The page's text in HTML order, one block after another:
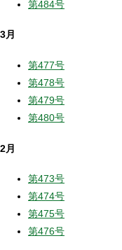
第484号
3月
第477号
第478号
第479号
第480号
2月
第473号
第474号
第475号
第476号